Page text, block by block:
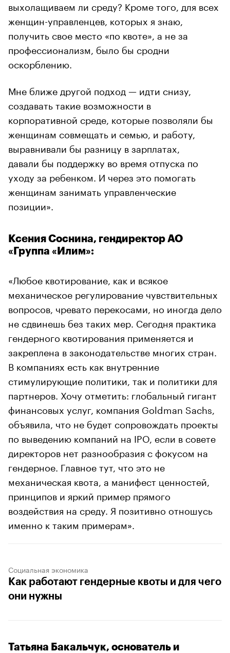
выхолащиваем ли среду? Кроме того, для всех
женщин-управленцев, которых я знаю,
получить свое место «по квоте», а не за
профессионализм, было бы сродни
оскорблению.
Мне ближе другой подход — идти снизу,
создавать такие возможности в
корпоративной среде, которые позволяли бы
женщинам совмещать и семью, и работу,
выравнивали бы разницу в зарплатах,
давали бы поддержку во время отпуска по
уходу за ребенком. И через это помогать
женщинам занимать управленческие
позиции».
Ксения Соснина, гендиректор АО
«Группа «Илим»:
«Любое квотирование, как и всякое
механическое регулирование чувствительных
вопросов, чревато перекосами, но иногда дело
не сдвинешь без таких мер. Сегодня практика
гендерного квотирования применяется и
закреплена в законодательстве многих стран.
В компаниях есть как внутренние
стимулирующие политики, так и политики для
партнеров. Хочу отметить: глобальный гигант
финансовых услуг, компания Goldman Sachs,
объявила, что не будет сопровождать проекты
по выведению компаний на IPО, если в совете
директоров нет разнообразия с фокусом на
гендерное. Главное тут, что это не
механическая квота, а манифест ценностей,
принципов и яркий пример прямого
воздействия на среду. Я позитивно отношусь
именно к таким примерам».
Социальная экономика
Как работают гендерные квоты и для чего
они нужны
Татьяна Бакальчук, основатель и